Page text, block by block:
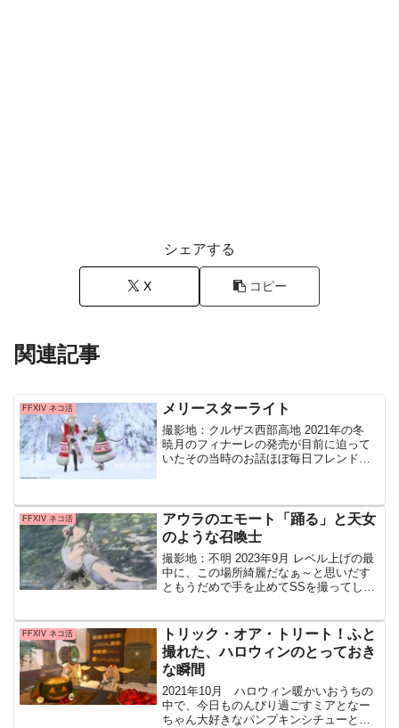
シェアする
X コピー
関連記事
FFXIV ネコ活 メリースターライト
撮影地：クルザス西部高地 2021年の冬
暁月のフィナーレの発売が目前に迫って
いたその当時のお話ほぼ毎日フレンドの
るたびになーちゃ
FFXIV ネコ活
アウラのエモート「踊る」と天女
のような召喚士
撮影地：不明 2023年9月 レベル上げの最
中に、この場所綺麗だなぁ～と思いだす
ともうだめで手を止めてSSを撮ってしま
３時間時間が経ちまして、、その日はそ
れだけで終わり
FFXIV ネコ活
トリック・オア・トリート！ふと
撮れた、ハロウィンのとっておき
な瞬間
2021年10月 ハロウィン暖かいおうちの
中で、今日ものんびり過ごすミアとなー
ちゃん大好きなパンプキンシチューとロ